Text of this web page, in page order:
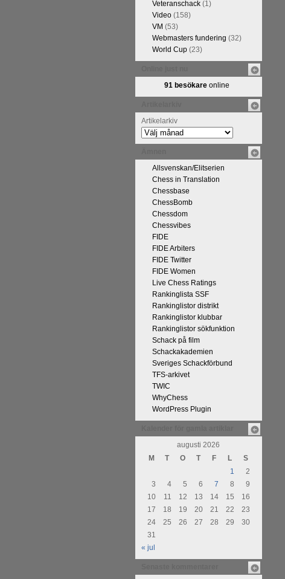
Veteranschack(1)
Video(158)
VM (53)
Webmasters fundering (32)
World Cup(23)
91 besökareonline
Artikelarkiv
Allsvenskan/Elitserien
Chess in Translation
Chessbase
ChessBomb
Chessdom
Chessvibes
FIDE
FIDE Arbiters
FIDE Twitter
FIDE Women
Live Chess Ratings
Rankinglista SSF
Rankinglistor distrikt
Rankinglistor klubbar
Rankinglistor sökfunktion
Schack på film
Schackakademien
Sveriges Schackförbund
TFS-arkivet
TWIC
WhyChess
WordPress Plugin
augusti 2026
M
T O T F L
S
1
2
3
4 5 6 7 8
9
10
11 12 13 14 15
16
17
18 19 20 21 22
23
24
25 26 27 28 29
30
31
« jul